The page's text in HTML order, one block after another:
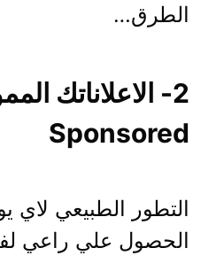
الطرق…
2- الاعلاناتك
Sponsored
التطور الطبيعي لاي
الحصول علي راعي